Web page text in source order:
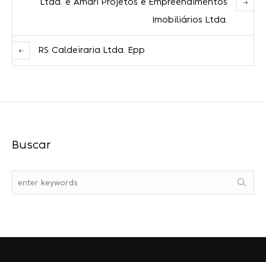
Ltda. e Amari Projetos e Empreendimentos
Imobiliários Ltda.
RS Caldeiraria Ltda. Epp
Buscar